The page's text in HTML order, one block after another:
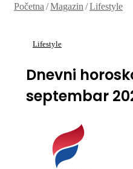
Početna /Magazin /Lifestyle
Lifestyle
Dnevni
septembar